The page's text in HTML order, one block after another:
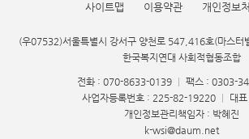
사이트맵 이용약관 개인정보
(우07532)서울특별시 강서구 양천로 547,416호(마스터
한국복지연대 사회적협동조합
전화 : 070-8633-0139
팩스 : 0303-
사업자등록번호 : 225-82-19220
대
개인정보관리책임자 : 박혜진
k-wsi@daum.net